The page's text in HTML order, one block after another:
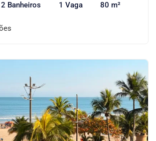
2 Banheiros 1 Vaga 80 m²